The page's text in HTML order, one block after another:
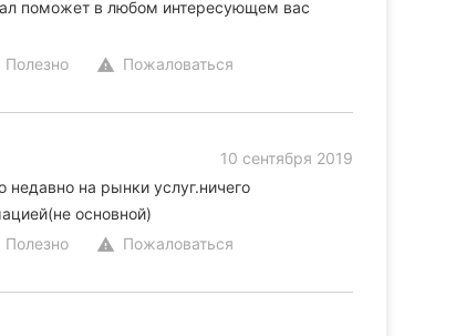
поможет в любом интересующем вас
Полезно warning Пожаловаться
10 сентября 2019
недавно на рынки услуг.ничего
основной)
Полезно warning Пожаловаться